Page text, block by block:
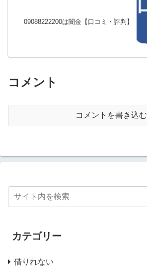
09088222200は闇金【口コミ・評判】
コメント
コメントを書き込む
カテゴリー
借りれない